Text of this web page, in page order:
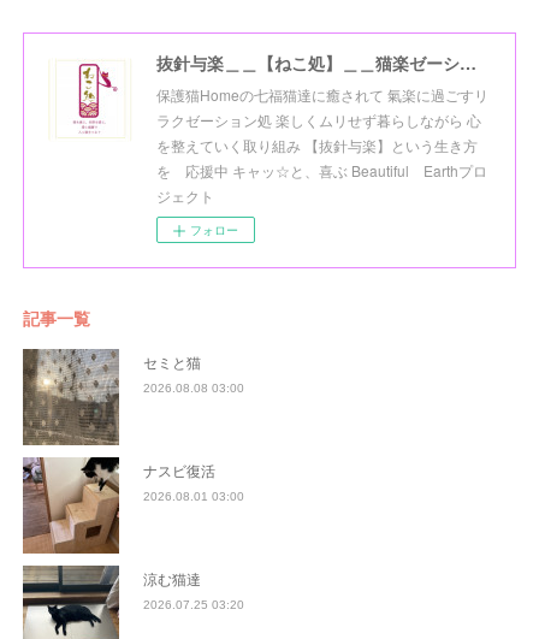
抜針与楽＿＿【ねこ処】＿＿猫楽ゼーションHome☆
保護猫Homeの七福猫達に癒されて 氣楽に過ごすリ
ラクゼーション処 楽しくムリせず暮らしながら 心
を整えていく取り組み 【抜針与楽】という生き方
を 応援中 キャッ☆と、喜ぶ Beautiful Earthプロ
ジェクト
フォロー
記事一覧
セミと猫
2026.08.08 03:00
ナスビ復活
2026.08.01 03:00
涼む猫達
2026.07.25 03:20